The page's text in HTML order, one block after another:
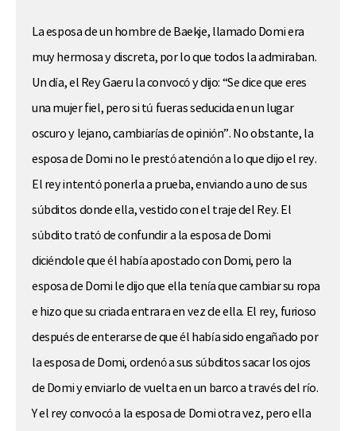
La esposa de un hombre de Baekje, llamado Domi era
muy hermosa y discreta, por lo que todos la admiraban.
Un día, el Rey Gaeru la convocó y dijo: “Se dice que eres
una mujer fiel, pero si tú fueras seducida en un lugar
oscuro y lejano, cambiarías de opinión”. No obstante, la
esposa de Domi no le prestó atención a lo que dijo el rey.
El rey intentó ponerla a prueba, enviando a uno de sus
súbditos donde ella, vestido con el traje del Rey. El
súbdito trató de confundir a la esposa de Domi
diciéndole que él había apostado con Domi, pero la
esposa de Domi le dijo que ella tenía que cambiar su ropa
e hizo que su criada entrara en vez de ella. El rey, furioso
después de enterarse de que él había sido engañado por
la esposa de Domi, ordenó a sus súbditos sacar los ojos
de Domi y enviarlo de vuelta en un barco a través del río.
Y el rey convocó a la esposa de Domi otra vez, pero ella